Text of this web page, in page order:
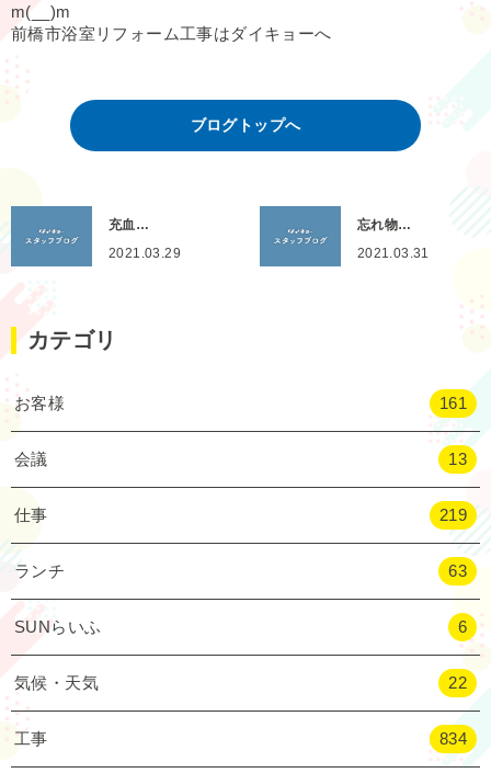
m(__)m
前橋市浴室リフォーム工事はダイキョーへ
ブログトップへ
充血…
2021.03.29
忘れ物…
2021.03.31
カテゴリ
お客様 161
会議 13
仕事 219
ランチ 63
SUNらいふ 6
気候・天気 22
工事 834